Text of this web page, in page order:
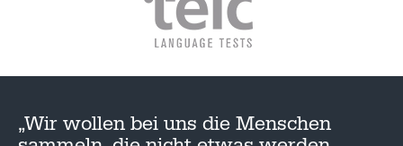
„Wir wollen bei uns die Menschen